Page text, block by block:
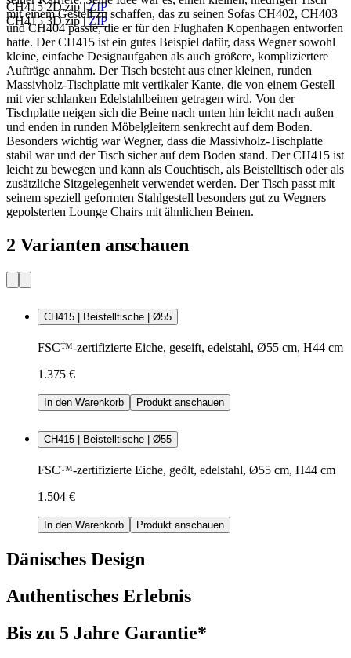
CH415 2D.zip|ZIP
CH415 3D.zip|ZIP
mit einem Gestell zu schaffen, das zu seinen Sofas CH402, CH403
und CH404 passte, die er für den Flughafen Kopenhagen entworfen
hatte. Der CH415 ist ein gutes Beispiel dafür, dass Wegner sowohl
kleine, einfache Designaufgaben als auch größere, kompliziertere
Aufträge annahm. Der Tisch besteht aus einer kleinen, runden
Massivholz-Tischplatte mit vertikaler Kante, die von einem Gestell
mit vier schlanken Edelstahlbeinen getragen wird. Von der
Tischplatte neigen sich die Beine nach unten hin leicht nach außen
und enden in runden Möbelgleitern senkrecht auf dem Boden.
Besonders wichtig war Wegner, dass die Massivholz-Tischplatte
stabil war und der Tisch sicher auf dem Boden stand. Der CH415 ist
leicht zu bewegen und kann als Couchtisch, als Beistelltisch oder als
zusätzliche Sitzgelegenheit verwendet werden. Der Tisch passt mit
seinem speziell geformten Stahlgestell besonders gut zu Wegners
gepolsterten Lounge Chairs mit ähnlichen Beinen.
2 Varianten anschauen
CH415 | Beistelltische | Ø55
FSC™-zertifizierte Eiche, geseift, edelstahl, Ø55 cm, H44 cm
1.375 €
In den Warenkorb Produkt anschauen
CH415 | Beistelltische | Ø55
FSC™-zertifizierte Eiche, geölt, edelstahl, Ø55 cm, H44 cm
1.504 €
In den Warenkorb Produkt anschauen
Dänisches Design
Authentisches Erlebnis
Bis zu 5 Jahre Garantie*